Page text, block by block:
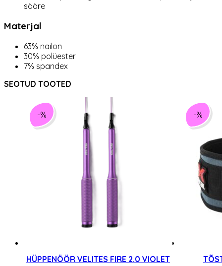
sääre
Materjal
63% nailon
30% polüester
7% spandex
SEOTUD TOOTED
-%
HÜPPENÖÖR VELITES FIRE 2.0 VIOLET
-%